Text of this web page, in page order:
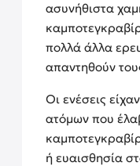
ασυνήθιστα
πολλά άλλα
απαντηθούν
Οι ενέσεις
ατόμων που
ή ευαισθησία